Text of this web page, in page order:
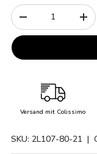
Anzahl
-
+
Versand mit Colissimo
SKU: 2L107-80-21 |